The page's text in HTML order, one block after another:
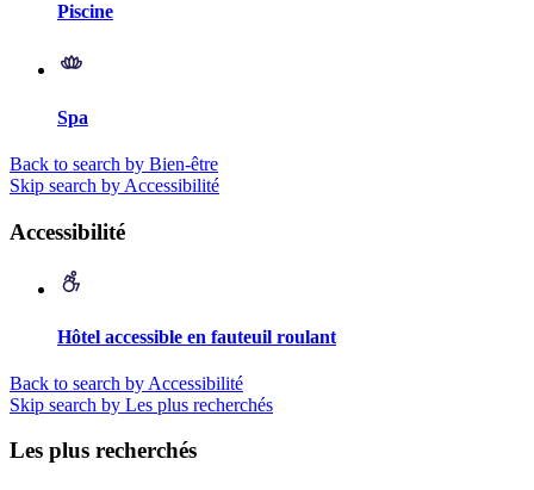
Piscine
Spa
Back to search by Bien-être
Skip search by Accessibilité
Accessibilité
Hôtel accessible en fauteuil roulant
Back to search by Accessibilité
Skip search by Les plus recherchés
Les plus recherchés